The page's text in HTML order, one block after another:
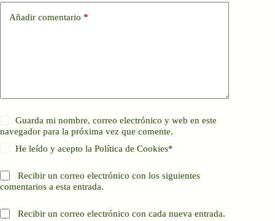
Añadir comentario *
Guarda mi nombre, correo electrónico y web en este
navegador para la próxima vez que comente.
He leído y acepto laPolítica de Cookies*
Recibir un correo electrónico con los siguientes
comentarios a esta entrada.
Recibir un correo electrónico con cada nueva entrada.